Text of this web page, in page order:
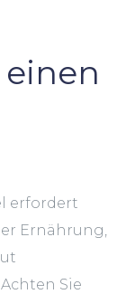
erfordert
Ernährung,
Sie